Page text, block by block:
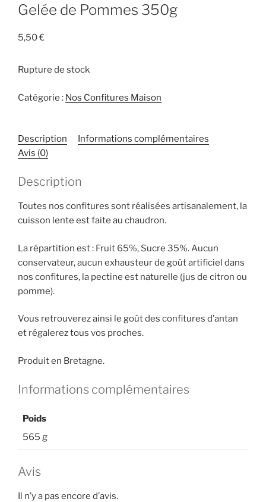
Gelée de Pommes 350g
5,50€
Rupture de stock
Catégorie : Nos Confitures Maison
Description
Informations complémentaires
Avis (0)
Description
Toutes nos confitures sont réalisées artisanalement, la
cuisson lente est faite au chaudron.
La répartition est : Fruit 65%, Sucre 35%. Aucun
conservateur, aucun exhausteur de goût artificiel dans
nos confitures, la pectine est naturelle (jus de citron ou
pomme).
Vous retrouverez ainsi le goût des confitures d’antan
et régalerez tous vos proches.
Produit en Bretagne.
Informations complémentaires
Poids
565 g
Avis
Il n’y a pas encore d’avis.